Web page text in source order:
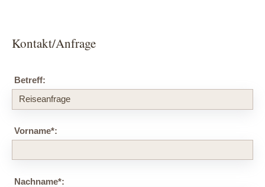
Kontakt/Anfrage
Betreff:
Vorname*:
Nachname*: